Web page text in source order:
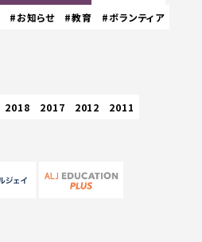
#お知らせ #教育
#ボランティア
2018 2017 2012 2011